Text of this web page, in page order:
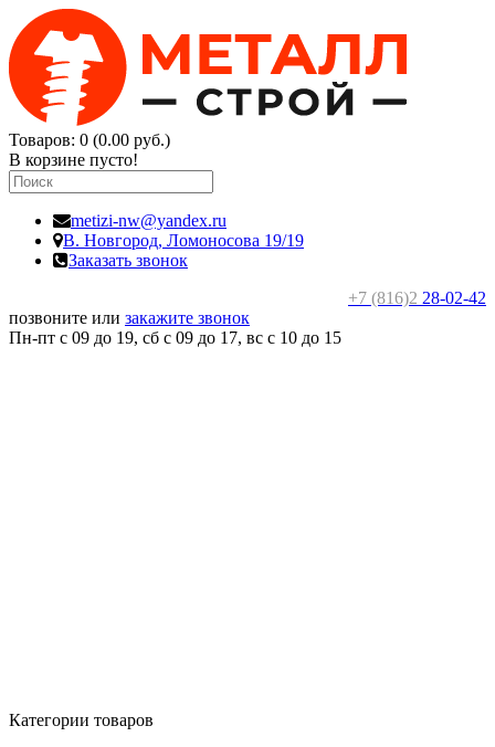
Товаров: 0 (0.00 руб.)
В корзине пусто!
metizi-nw@yandex.ru
В. Новгород, Ломоносова 19/19
Заказать звонок
+7 (816)2 28-02-42
позвоните или закажите звонок
Пн-пт с 09 до 19, сб с 09 до 17, вс c 10 до 15
Категории товаров